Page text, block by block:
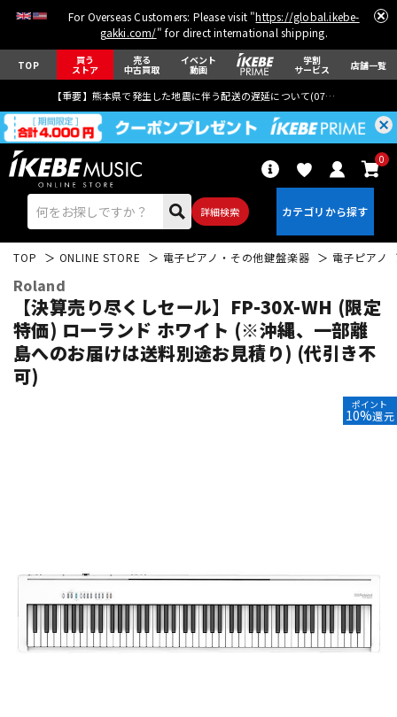
For Overseas Customers: Please visit "https://global.ikebe-
gakki.com/" for direct international shipping.
TOP 買う
ストア
売る
中古買取
イベント
動画
学割
サービス 店舗一覧
【重要】熊本県で発生した地震に伴う配送の遅延について(07月29日
詳細検索
0
エレキギター アコギ/エレアコ
その他楽器
TOP ONLINE STORE 電子ピアノ・その他鍵盤楽器 電子ピアノ
Roland
【決算売り尽くしセール】FP-30X-WH (限定
特価) ローランド ホワイト (※沖縄、一部離
島へのお届けは送料別途お見積り) (代引き不
可)
ポイント
10%還元